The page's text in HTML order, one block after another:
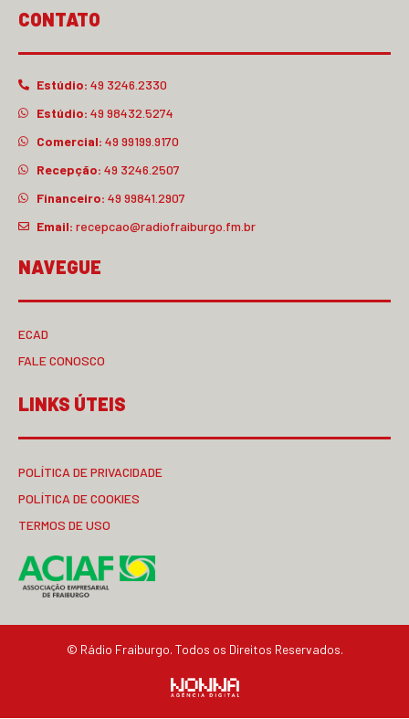
CONTATO
Estúdio: 49 3246.2330
Estúdio: 49 98432.5274
Comercial: 49 99199.9170
Recepção: 49 3246.2507
Financeiro: 49 99841.2907
Email: recepcao@radiofraiburgo.fm.br
NAVEGUE
ECAD
FALE CONOSCO
LINKS ÚTEIS
POLÍTICA DE PRIVACIDADE
POLÍTICA DE COOKIES
TERMOS DE USO
© Rádio Fraiburgo. Todos os Direitos Reservados.